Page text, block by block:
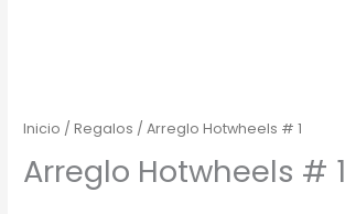
Inicio /Regalos / Arreglo Hotwheels # 1
Arreglo Hotwheels # 1